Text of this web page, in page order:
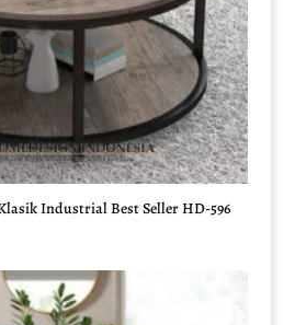
Industrial Best Seller HD-596